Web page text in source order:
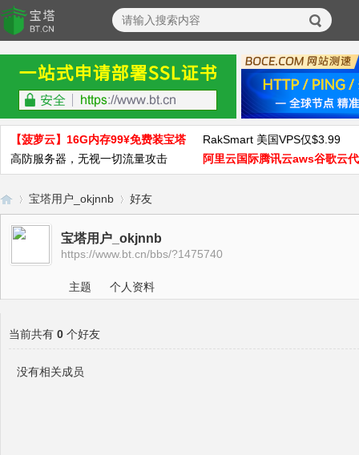
【菠萝云】16G内存99¥免费装宝塔
RakSmart 美国VPS仅$3.99
高防服务器，无视一切流量攻击
阿里云国际腾讯云aws谷歌云
宝›
宝塔用户_okjnnb 好友
宝塔用户_okjnnb
https://www.bt.cn/bbs/?1475740
主题 个人资料
当前共有 0 个好友
没有相关成员